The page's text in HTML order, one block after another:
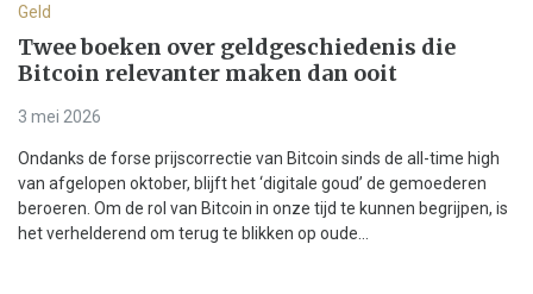
Geld
Twee boeken over geldgeschiedenis die
Bitcoin relevanter maken dan ooit
3 mei 2026
Ondanks de forse prijscorrectie van Bitcoin sinds de all-time high
van afgelopen oktober, blijft het ‘digitale goud’ de gemoederen
beroeren. Om de rol van Bitcoin in onze tijd te kunnen begrijpen, is
het verhelderend om terug te blikken op oude...